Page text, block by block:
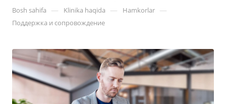
Bosh sahifa — Klinika haqida — Hamkorlar —
Поддержка и сопровождение